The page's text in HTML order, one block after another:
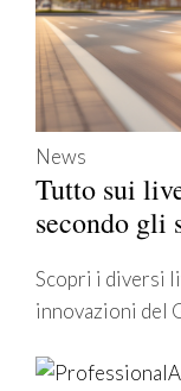
News
Tutto sui
secondo gli
Scopri i diversi
innovazioni del